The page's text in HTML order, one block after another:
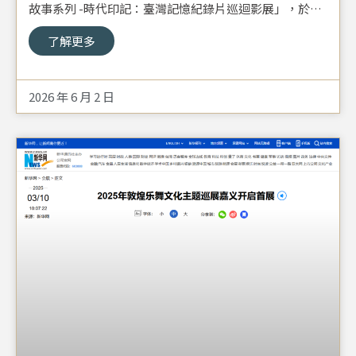
故事系列 -時代印記：臺灣記憶紀錄片巡迴影展」，於今
(5/22)日在臺中心之谷永續教育園區首先登場。本次巡展
將陸續在臺中、台北、新北、桃園與新竹等五個縣市，放
異之域》、《離亂之歌》《亂世小小兵》、《大陳大出
走》、《富國島歸來》等，從多元視角呈現1949年國民
文化的歷程。
了解更多
2026 年 6 月 2 日